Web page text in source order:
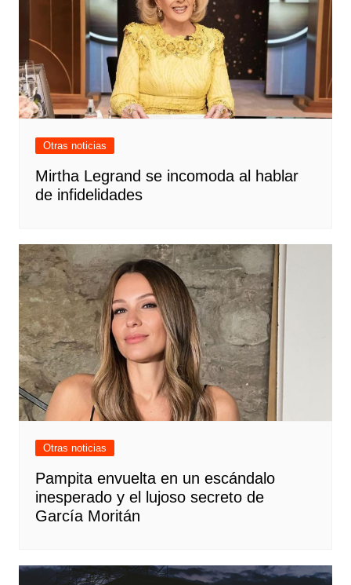
Otras noticias
Mirtha Legrand se incomoda al hablar
de infidelidades
Otras noticias
Pampita envuelta en un escándalo
inesperado y el lujoso secreto de
García Moritán